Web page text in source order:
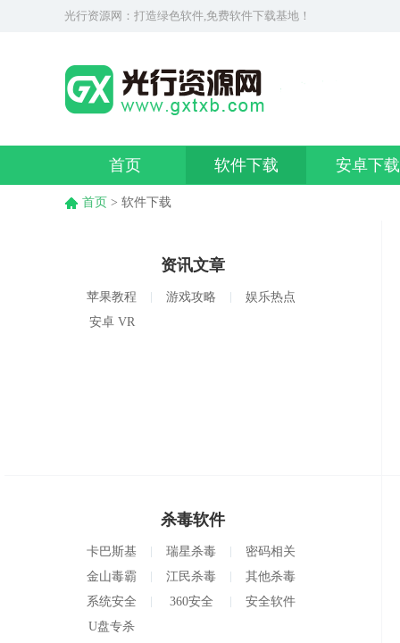
光行资源网：打造绿色软件,免费软件下载基地！
首页 软件下载 安卓下载
首页 > 软件下载
资讯文章
苹果教程 游戏攻略
娱乐热点
安卓 VR
杀毒软件
卡巴斯基 瑞星杀毒
密码相关
金山毒霸
江民杀毒
其他杀毒
系统安全
360安全
安全软件
U盘专杀